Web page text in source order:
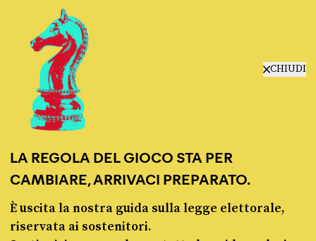
CHIUDI
LA REGOLA DEL GIOCO STA PER
CAMBIARE, ARRIVACI PREPARATO.
È uscita la nostra guida sulla legge elettorale,
riservata ai sostenitori.© Pagella Politica 2012 - 2026